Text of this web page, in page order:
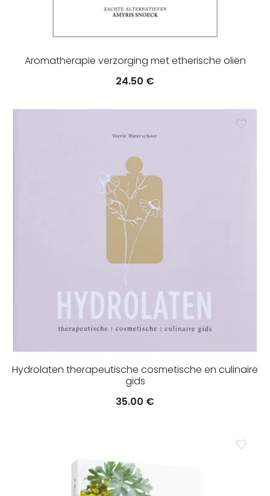
Aromatherapie verzorging met etherische oliën
24.50 €
Hydrolaten therapeutische cosmetische en culinaire
gids
35.00 €